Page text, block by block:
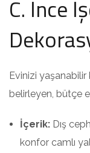
C. İnce
Evinizi
belirleyen, bütçe
İçerik: Dış
konfor camlı